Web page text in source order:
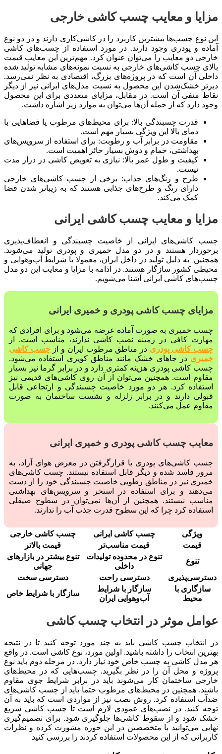
مزایا و معایب چسب کاشی خارجی
این نوع چسب‌ها بیشترین کاربرد را در کاشی‌کاری دارند و در دو نوع
آماده و پودری وجود دارند. در مورد استفاده از چسب‌های کاشی
خارجی دو معایب را می‌توان عنوان کرد. مهم‌ترین این معایب قیمت
بالای چسب کاشی‌های خارجی به نسبت نمونه‌های مشابه تولید شده
داخلی آن است که در پروژه‌های بزرگ، اقتصادی به نظر نمی‌رسد.
دیر‌تر خشک‌شدن این محصول به نسبت مدل‌های ایرانی نیز از دیگر
نقاط منفی آن است. در مقابل، مزایای متعددی برای این محصول
وجود دارد که از جمله آن‌ها می‌توان به موارد زیر اشاره داشت.
قدرت چسبندگی بالا: برای محیط‌های مرطوب یا فضاهایی با
دمای بالا این ویژگی بسیار مهم است.
مقاومت در برابر آب و رطوبت: برای استفاده از سرویس‌های
بهداشتی، حمام و دوش بسیار حائز اهمیت است.
کیفیت و طول عمر بالا: نیازی به تعویض کاشی در دراز مدت
نیست.
طرح و رنگ‌های جذاب: برخی از چسب کاشی‌های خارجی
دارای رنگ و طرح‌های جذابی هستند که به زیباتر شدن فضا
کمک می‌کند.
مزایا و معایب چسب کاشی ایرانی
چسب کاشی‌های ایرانی از خاصیت چسبندگی و انعطاف‌پذیری
برخوردار هستند و در دو مدل خمیری و پودری تولید می‌شوند.
همچنین به دلیل تولید در داخل ایران، معمولا با شرایط آب‌و‌هوایی و
محیطی کشور سازگار هستند. در ادامه با مزایا و معایب این دو مدل
چسب‌های کاشی‌ ایرانی آشنا می‌شویم.
مزایای چسب کاشی پودری و خمیری ایرانی
چسب خمیری به صورت آماده عرضه می‌شود و برای افرادی که
مهارت کافی در زمینه نصب کاشی ندارند، مناسب است. از
چسب کاشی پودری در مناطق مرطوب ایران و ازچسب کاشی
خمیری در جاهای خشک مانند مناطق کویری استفاده می‌شود.
چسب کاشی پودری هزینه کمتری دارد و در برابر گرما نیز بسیار
مقاوم است. همچنین می‌توان از آن روی کاشی‌های قدیمی نیز
استفاده کرد. هر دو مورد خاصیت چسبندگی و ارتجاعی قابل
قبولی دارند و در برابر زلزله و نشست ساختمان به صورت
مقاوم عمل می‌کنند.
معایب چسب کاشی پودری و خمیری ایرانی
چسب کاشی‌های پودری با قرارگرفتن در معرض هوای آزاد، به
مرور فاسد شده و دیگر قابل استفاده نیستند. چسب کاشی‌های
خمیری نیز در مناطق رطوبی خاصیت چسبندگی خود را از دست
می‌دهند و برای استفاده در استخر و سرویس‌های بهداشتی
مناسب نیستند. همچنین از آن‌ها نمی‌توان در سطوح صیقلی
استفاده کرد چرا که این سطوح قدرت جذب آب را ندارند.
ویژگی چسب کاشی ایرانی
چسب کاشی خارجی
قیمت
قیمت مناسب‌تر
قیمت بالاتر
تنوع
تنوع در محدوده تولیدات
داخلی
تنوع بیشتر در بازارهای
جهانی
دسترسی‌پذیری
دسترسی راحت
دسترسی سخت
سازگاری با
محیط
سازگار با شرایط
آب‌و‌هوایی ایران
سازگار با شرایط خاص
عوامل موثر در انتخاب چسب کاشی
در انتخاب چسب کاشی باید به چند مورد توجه کنید تا در نتیجه
بهترین انتخاب را داشته باشید. اولین مورد، نوع کاشی است. در واقع
هر مدل کاشی به چسب خاص خود نیاز دارد. در مرحله دوم باید نوع
پروژه و محل آن را در نظر بگیرید. چسب‌هایی که در محیط‌های
خارجی ساختمان کار می‌شوند باید در برابر شرایط جوی مقاوم
باشند. همچنین در محیط‌های مرطوب حتما باید از چسب کاشی‌های
ضدآب استفاده کرد. روش نصب نیز از مواردی است که باید به آن
توجه کنید. در نصب‌های عمودی لازم است تا چسب کاشی سریع
خشک شود و از سقوط کاشی‌ها جلوگیری شود. برای تصمیم‌گیری
نهایی می‌توانید با متخصصین در این حوزه مشورت کرده و نظرات
کاربرانی که از این محصولات استفاده کردند را بررسی کنید